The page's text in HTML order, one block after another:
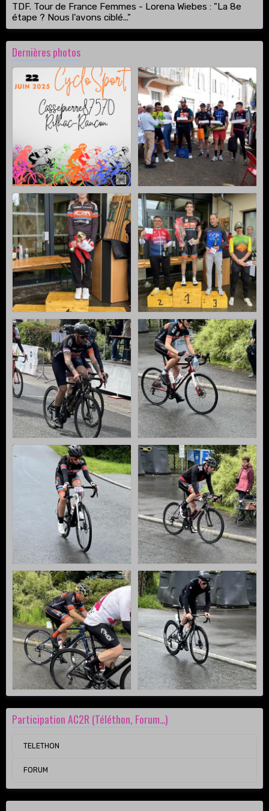
TDF. Tour de France Femmes - Lorena Wiebes : "La 8e
étape ? Nous l'avons ciblé..."
Dernières photos
Participation AC2R (Téléthon, Forum...)
TELETHON
FORUM